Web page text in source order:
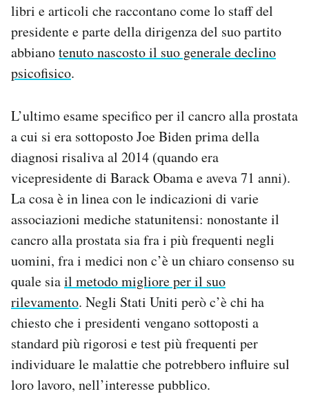
libri e articoli che raccontano come lo staff del
presidente e parte della dirigenza del suo partito
abbianotenuto nascosto il suo generale declino
psicofisico.
L’ultimo esame specifico per il cancro alla prostata
a cui si era sottoposto Joe Biden prima della
diagnosi risaliva al 2014 (quando era
vicepresidente di Barack Obama e aveva 71 anni).
La cosa è in linea con le indicazioni di varie
associazioni mediche statunitensi: nonostante il
cancro alla prostata sia fra i più frequenti negli
uomini, fra i medici non c’è un chiaro consenso su
quale siail metodo migliore per il suo
rilevamento. Negli Stati Uniti però c’è chi ha
chiesto che i presidenti vengano sottoposti a
standard più rigorosi e test più frequenti per
individuare le malattie che potrebbero influire sul
loro lavoro, nell’interesse pubblico.